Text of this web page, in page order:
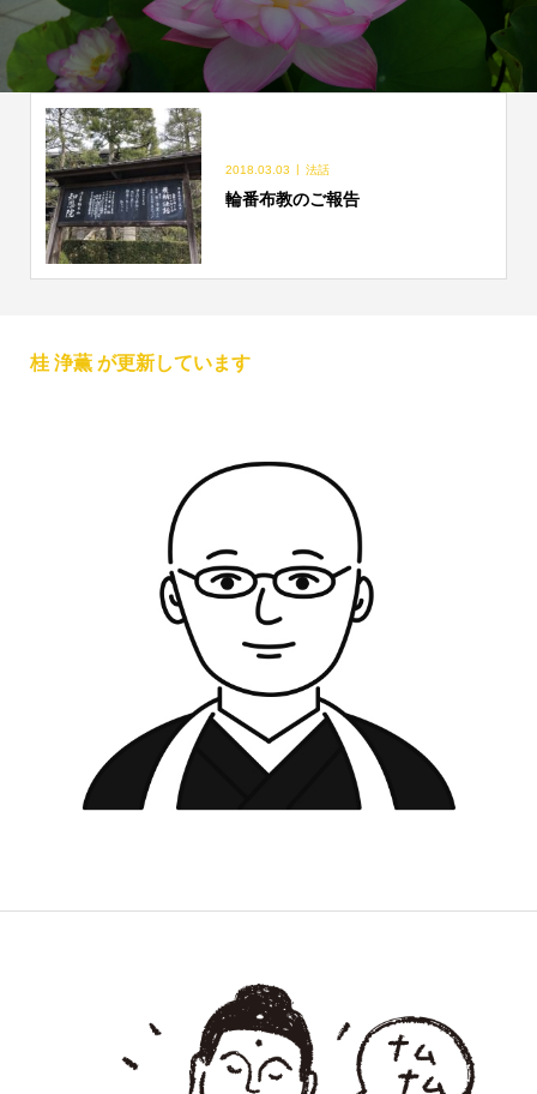
2018.03.03 法話
輪番布教のご報告
桂 浄薫 が更新しています